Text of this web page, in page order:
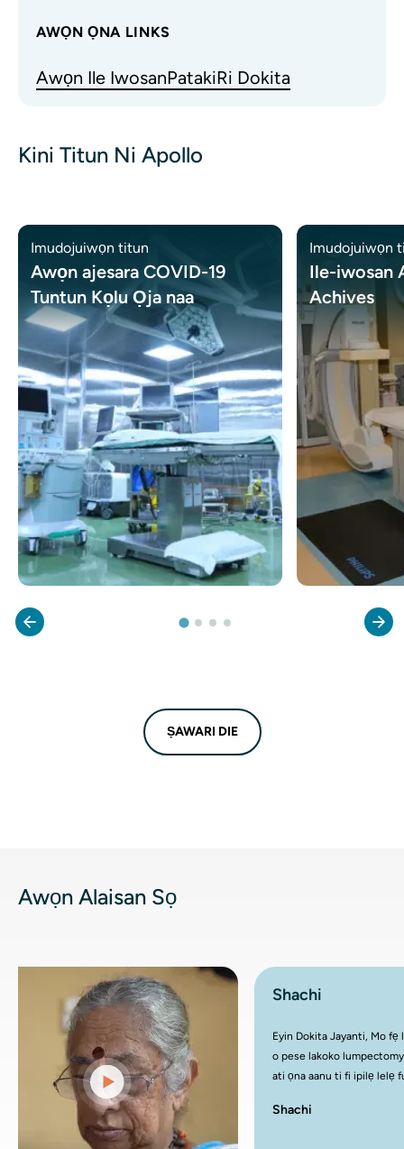
AWỌN ỌNA LINKS
Awọn Ile IwosanPatakiRi Dokita
Kini Titun Ni Apollo
Imudojuiwọn titun
Awọn ajesara COVID-19
Tuntun Kọlu Ọja naa
Imudojuiwọn
Ile-iwosan
Achives
ṢAWARI DIE
Awọn Alaisan Sọ
Shachi
Eyin Dokita Jayanti,
o pese lakoko
ati ọna aanu ti fi ipilẹ
pẹlu itọju mi, inu mi
Shachi